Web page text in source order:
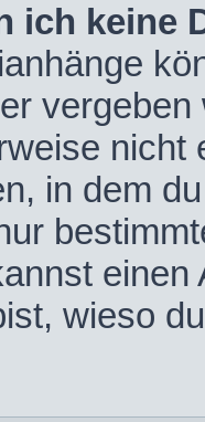
ich keine
nicht
in dem
wieso